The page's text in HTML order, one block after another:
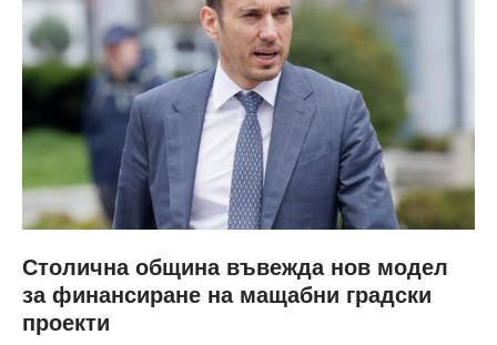
Столична община въвежда нов модел
за финансиране на мащабни градски
проекти